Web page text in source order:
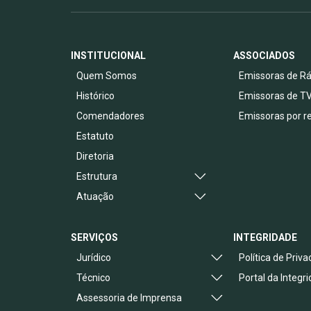
INSTITUCIONAL
Quem Somos
Histórico
Comendadores
Estatuto
Diretoria
Estrutura
Atuação
ASSOCIADOS
Emissoras de
Emissoras de
Emissoras por
SERVIÇOS
Jurídico
Técnico
Assessoria de Imprensa
INTEGRIDADE
Política de
Portal da